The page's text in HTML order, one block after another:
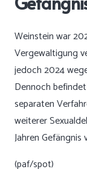
Weinstein war
Vergewaltigung
jedoch 2024
Dennoch
separaten
weiterer
Jahren Gefängnis
(paf/spot)